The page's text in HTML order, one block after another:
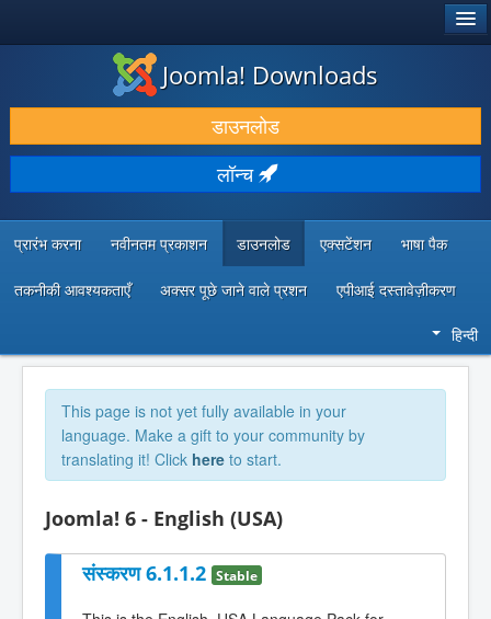
डाउनलोड करें और बढ़ाएं
खोजें और जानें
सामुदायिक समर्थन
डेवलपर संसाधन
Joomla! Downloads
डाउनलोड
लॉन्च
प्रारंभ करना नवीनतम प्रकाशन डाउनलोड एक्सटेंशन भाषा पैक
तकनीकी आवश्यकताएँ अक्सर पूछे जाने वाले प्रशन एपीआई दस्तावेज़ीकरण
हिन्दी
This page is not yet fully available in your
language. Make a gift to your community by
translating it! Click here to start.
Joomla! 6 - English (USA)
संस्करण 6.1.1.2 Stable